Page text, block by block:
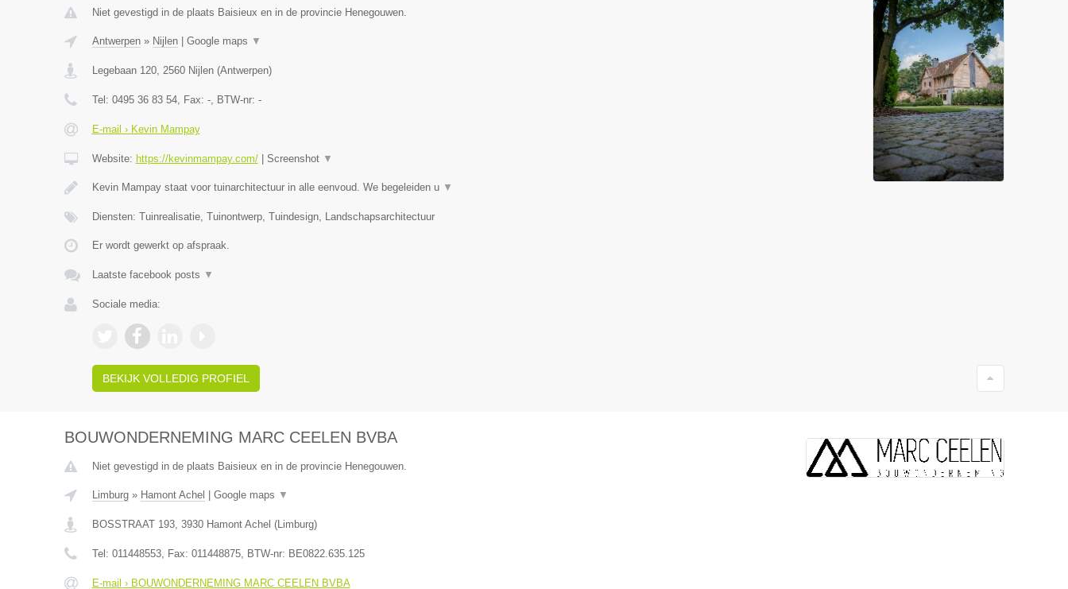
Niet gevestigd in de plaats Baisieux en in de provincie Henegouwen.
Antwerpen» Nijlen| Google maps ▼
Legebaan 120, 2560 Nijlen(Antwerpen)
Tel: 0495 36 83 54, Fax: -, BTW-nr: -
E-mail › Kevin Mampay
Website: https://kevinmampay.com/| Screenshot ▼
Kevin Mampay staat voor tuinarchitectuur in alle eenvoud. We begeleiden u ▼
Diensten: Tuinrealisatie, Tuinontwerp, Tuindesign, Landschapsarchitectuur
Er wordt gewerkt op afspraak.
Laatste facebook posts ▼
Sociale media:
BEKIJK VOLLEDIG PROFIEL
BOUWONDERNEMING MARC CEELEN BVBA
Niet gevestigd in de plaats Baisieux en in de provincie Henegouwen.
Limburg» Hamont Achel Google maps ▼
BOSSTRAAT 193, 3930 Hamont Achel (Limburg)
Tel: 011448553, Fax: 011448875, BTW-nr: BE0822.635.125
E-mail › BOUWONDERNEMING MARC CEELEN BVBA